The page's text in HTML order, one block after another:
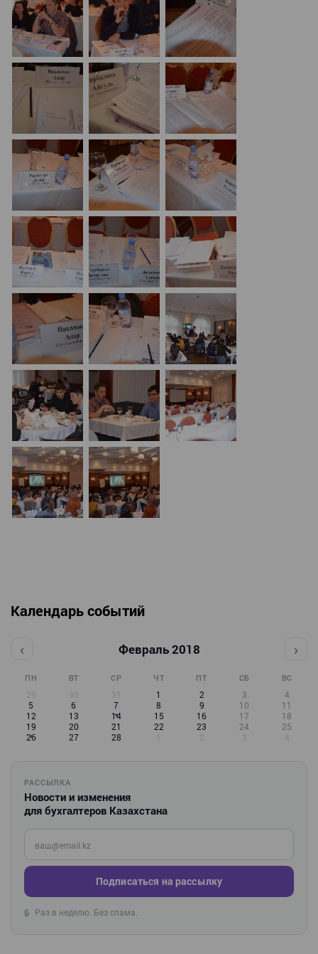
Календарь событий
‹ Февраль 2018 ›
ПН ВТ СР ЧТ ПТ СБ ВС
29 30 31 1 2 3
4
5
6 7 8 9 10
11
12
13 14 15 16 17
18
19
20 21 22 23 24
25
26
27 28 1 2 3 4
РАССЫЛКА
Новости и изменения
для бухгалтеров Казахстана
Введите ваш e-mail
Подписаться на рассылку
🔒 Раз в неделю. Без спама.